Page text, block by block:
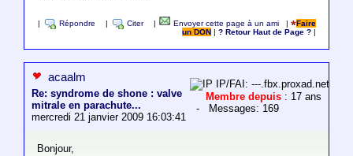
Répondre Citer Envoyer cette page à un ami |
Faire
un DON
|? Retour Haut de Page ?
acaalm
Re: syndrome de shone : valve
mitrale en parachute...
mercredi 21 janvier 2009 16:03:41
IP/FAI: ---.fbx.proxad.net
Membre depuis : 17 ans
- Messages: 169
Bonjour,